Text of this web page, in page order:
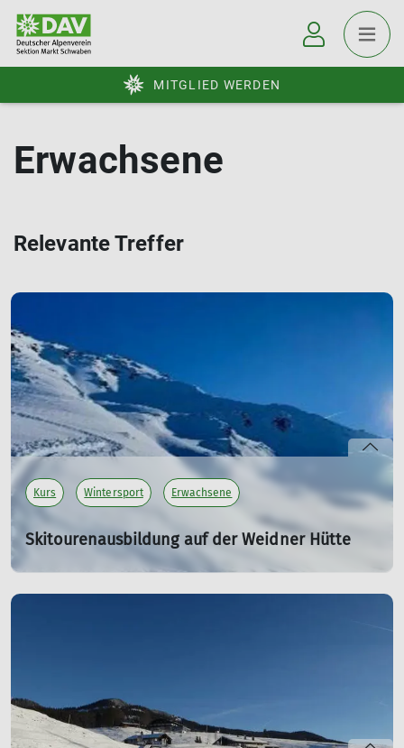
MITGLIED WERDEN
Erwachsene
Relevante Treffer
Kurs Wintersport Erwachsene
Skitourenausbildung auf der Weidner Hütte
Freitag, 27.01. – Sonntag, 29.01.2023.